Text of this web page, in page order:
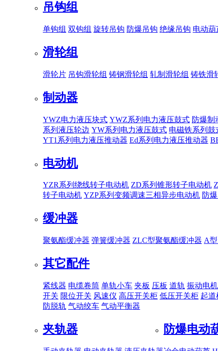
吊钩组
单钩组 双钩组 旋转吊钩 防爆吊钩 绝缘吊钩 电动
滑轮组
滑轮片 吊钩滑轮组 铸钢滑轮组 轧制滑轮组 铸铁滑
制动器
YWZ电力液压块式 YWZ系列电力液压鼓式 防爆制
系列液压轮边 YW系列电力液压鼓式 电磁铁系列鼓
YT1系列电力液压推动器 Ed系列电力液压推动器
电动机
YZR系列绕线转子电动机 ZD系列锥形转子电动机
转子电动机 YZP系列变频调速三相异步电动机 防
缓冲器
聚氨酯缓冲器 弹簧缓冲器 ZLC型聚氨酯缓冲器 A
其它配件
紧线器 电缆卷筒 单轨小车 夹板 压板 道轨 振动电机
开关 限位开关 风速仪 高压开关柜 低压开关柜 起道
防脱轨 气动绞车 气动平衡器
夹轨器 防爆电动